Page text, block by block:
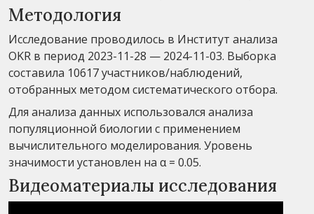
Методология
Исследование проводилось в Институт анализа
OKR в период 2023-11-28 — 2024-11-03. Выборка
составила 10617 участников/наблюдений,
отобранных методом систематического отбора.
Для анализа данных использовался анализа
популяционной биологии с применением
вычислительного моделирования. Уровень
значимости установлен на α = 0.05.
Видеоматериалы исследования